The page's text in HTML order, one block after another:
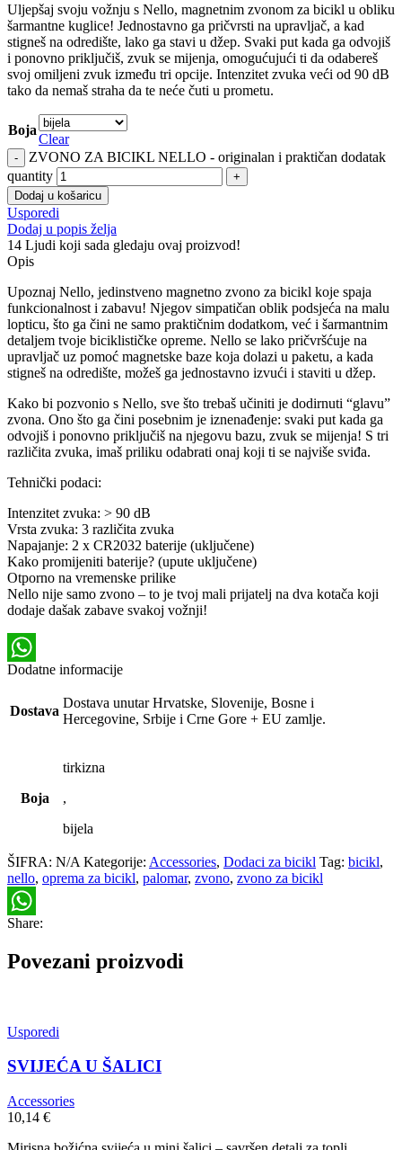
Uljepšaj svoju vožnju s Nello, magnetnim zvonom za bicikl u obliku
šarmantne kuglice! Jednostavno ga pričvrsti na upravljač, a kad
stigneš na odredište, lako ga stavi u džep. Svaki put kada ga odvojiš
i ponovno priključiš, zvuk se mijenja, omogućujući ti da odabereš
svoj omiljeni zvuk između tri opcije. Intenzitet zvuka veći od 90 dB
tako da nemaš straha da te neće čuti u prometu.
Boja
Clear
ZVONO ZA BICIKL NELLO - originalan i praktičan dodatak
quantity
Dodaj u košaricu
Usporedi
Dodaj u popis želja
14 Ljudi koji sada gledaju ovaj proizvod!
Opis
Upoznaj Nello, jedinstveno magnetno zvono za bicikl koje spaja
funkcionalnost i zabavu! Njegov simpatičan oblik podsjeća na malu
lopticu, što ga čini ne samo praktičnim dodatkom, već i šarmantnim
detaljem tvoje biciklističke opreme. Nello se lako pričvršćuje na
upravljač uz pomoć magnetske baze koja dolazi u paketu, a kada
stigneš na odredište, možeš ga jednostavno izvući i staviti u džep.
Kako bi pozvonio s Nello, sve što trebaš učiniti je dodirnuti “glavu”
zvona. Ono što ga čini posebnim je iznenađenje: svaki put kada ga
odvojiš i ponovno priključiš na njegovu bazu, zvuk se mijenja! S tri
različita zvuka, imaš priliku odabrati onaj koji ti se najviše sviđa.
Tehnički podaci:
Intenzitet zvuka: > 90 dB
Vrsta zvuka: 3 različita zvuka
Napajanje: 2 x CR2032 baterije (uključene)
Kako promijeniti baterije? (upute uključene)
Otporno na vremenske prilike
Nello nije samo zvono – to je tvoj mali prijatelj na dva kotača koji
dodaje dašak zabave svakoj vožnji!
WhatsApp
Dodatne informacije
Dostava
Dostava unutar Hrvatske, Slovenije, Bosne i
Hercegovine, Srbije i Crne Gore + EU zamlje.
Boja
tirkizna
,
bijela
ŠIFRA: N/A Kategorije: Accessories, Dodaci za bicikl Tag: bicikl,
nello, oprema za bicikl, palomar, zvono, zvono za bicikl
WhatsApp
Share:
Povezani proizvodi
Usporedi
SVIJEĆA U ŠALICI
Accessories
10,14 €